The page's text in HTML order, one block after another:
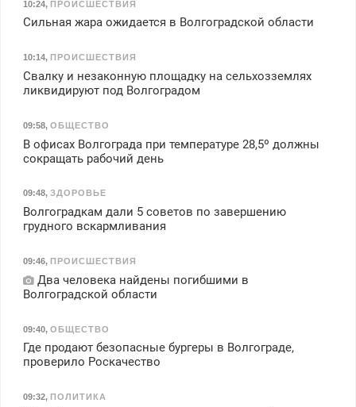
10:24, ПРОИСШЕСТВИЯ
Сильная жара ожидается в Волгоградской области
10:14, ПРОИСШЕСТВИЯ
Свалку и незаконную площадку на сельхозземлях
ликвидируют под Волгоградом
09:58, ОБЩЕСТВО
В офисах Волгограда при температуре 28,5º должны
сокращать рабочий день
09:48, ЗДОРОВЬЕ
Волгоградкам дали 5 советов по завершению
грудного вскармливания
09:46, ПРОИСШЕСТВИЯ
Два человека найдены погибшими в
Волгоградской области
09:40, ОБЩЕСТВО
Где продают безопасные бургеры в Волгограде,
проверило Роскачество
09:32, ПОЛИТИКА